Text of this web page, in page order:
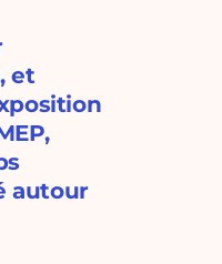
et
autour